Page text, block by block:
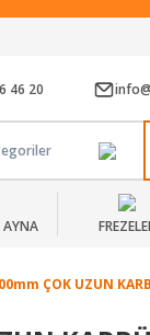
46 20
AYNA
ÇOK UZUN